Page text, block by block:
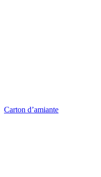
Carton d’amiante